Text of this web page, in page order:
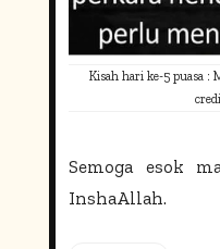
Kisah hari ke-5 puasa :
Semoga esok
InshaAllah.